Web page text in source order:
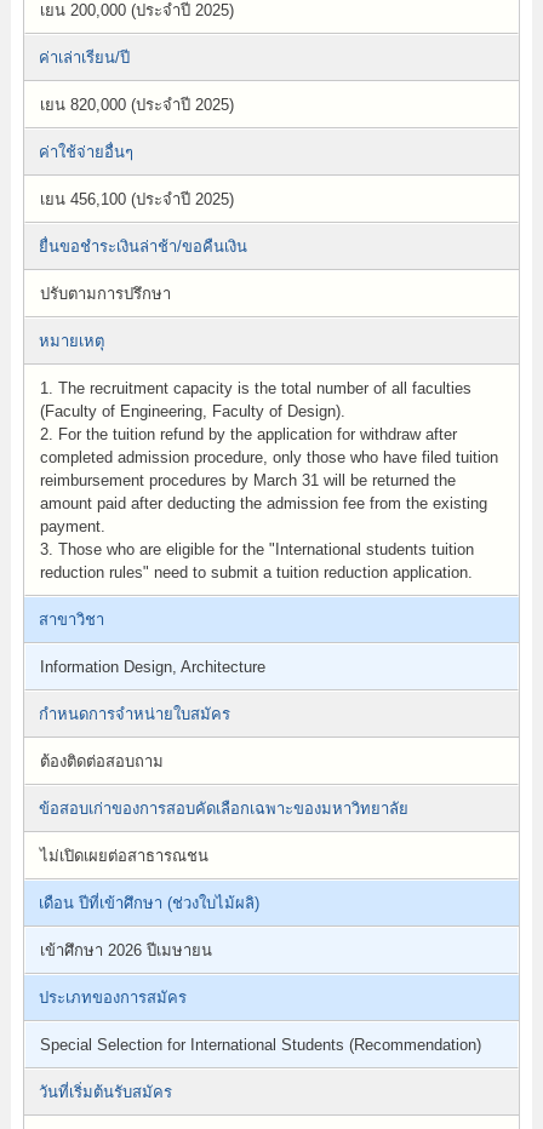
เยน 200,000 (ประจำปี 2025)
ค่าเล่าเรียน/ปี
เยน 820,000 (ประจำปี 2025)
ค่าใช้จ่ายอื่นๆ
เยน 456,100 (ประจำปี 2025)
ยื่นขอชำระเงินล่าช้า/ขอคืนเงิน
ปรับตามการปรึกษา
หมายเหตุ
1. The recruitment capacity is the total number of all faculties
(Faculty of Engineering, Faculty of Design).
2. For the tuition refund by the application for withdraw after
completed admission procedure, only those who have filed tuition
reimbursement procedures by March 31 will be returned the
amount paid after deducting the admission fee from the existing
payment.
3. Those who are eligible for the "International students tuition
reduction rules" need to submit a tuition reduction application.
สาขาวิชา
Information Design, Architecture
กำหนดการจำหน่ายใบสมัคร
ต้องติดต่อสอบถาม
ข้อสอบเก่าของการสอบคัดเลือกเฉพาะของมหาวิทยาลัย
ไม่เปิดเผยต่อสาธารณชน
เดือน ปีที่เข้าศึกษา (ช่วงใบไม้ผลิ)
เข้าศึกษา 2026 ปีเมษายน
ประเภทของการสมัคร
Special Selection for International Students (Recommendation)
วันที่เริ่มต้นรับสมัคร